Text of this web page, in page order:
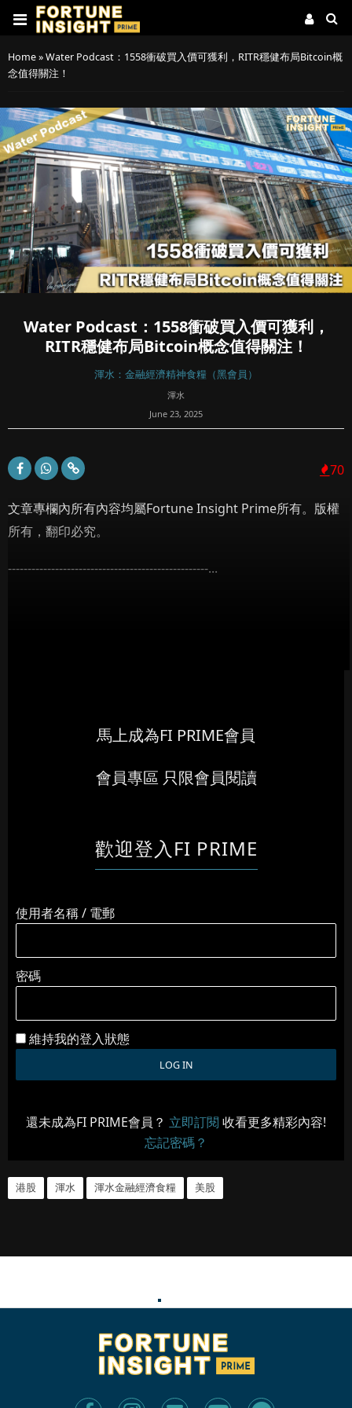
Home»Water Podcast：1558衝破買入價可獲利，RITR穩健布局Bitcoin概
念值得關注！
Water Podcast：1558衝破買入價可獲利，
RITR穩健布局Bitcoin概念值得關注！
渾水：金融經濟精神食糧（黑會員）
渾水
June 23, 2025
70
文章專欄內所有內容均屬Fortune Insight Prime所有。版權
所有，翻印必究。
---------------------------------------------------...
馬上成為FI PRIME會員
會員專區 只限會員閱讀
歡迎登入FI PRIME
使用者名稱 / 電郵
密碼
維持我的登入狀態
還未成為FI PRIME會員？ 立即訂閱 收看更多精彩內容!
忘記密碼？
港股 渾水 渾水金融經濟食糧 美股